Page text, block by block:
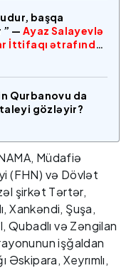
başqa
” — Ayaz Salayevlə
İttifaqı ətrafında
Qurbanovu da
gözləyir?
Müdafiə
(FHN) və Dövlət
şirkət Tərtər,
Xankəndi, Şuşa,
Qubadlı və Zəngilan
işğaldan
Əskipara, Xeyrımlı,